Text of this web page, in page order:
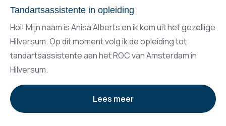
Tandartsassistente in opleiding
Hoi! Mijn naam is Anisa Alberts en ik kom uit het gezellige
Hilversum. Op dit moment volg ik de opleiding tot
tandartsassistente aan het ROC van Amsterdam in
Hilversum.
Lees meer